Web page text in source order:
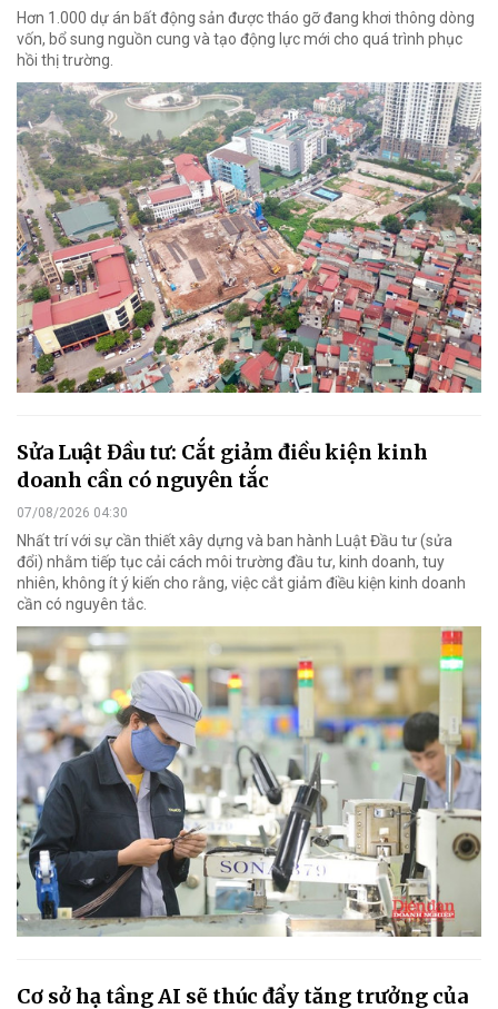
Hơn 1.000 dự án bất động sản được tháo gỡ đang khơi thông dòng
vốn, bổ sung nguồn cung và tạo động lực mới cho quá trình phục
hồi thị trường.
Sửa Luật Đầu tư: Cắt giảm điều kiện kinh
doanh cần có nguyên tắc
07/08/2026 04:30
Nhất trí với sự cần thiết xây dựng và ban hành Luật Đầu tư (sửa
đổi) nhằm tiếp tục cải cách môi trường đầu tư, kinh doanh, tuy
nhiên, không ít ý kiến cho rằng, việc cắt giảm điều kiện kinh doanh
cần có nguyên tắc.
Cơ sở hạ tầng AI sẽ thúc đẩy tăng trưởng của